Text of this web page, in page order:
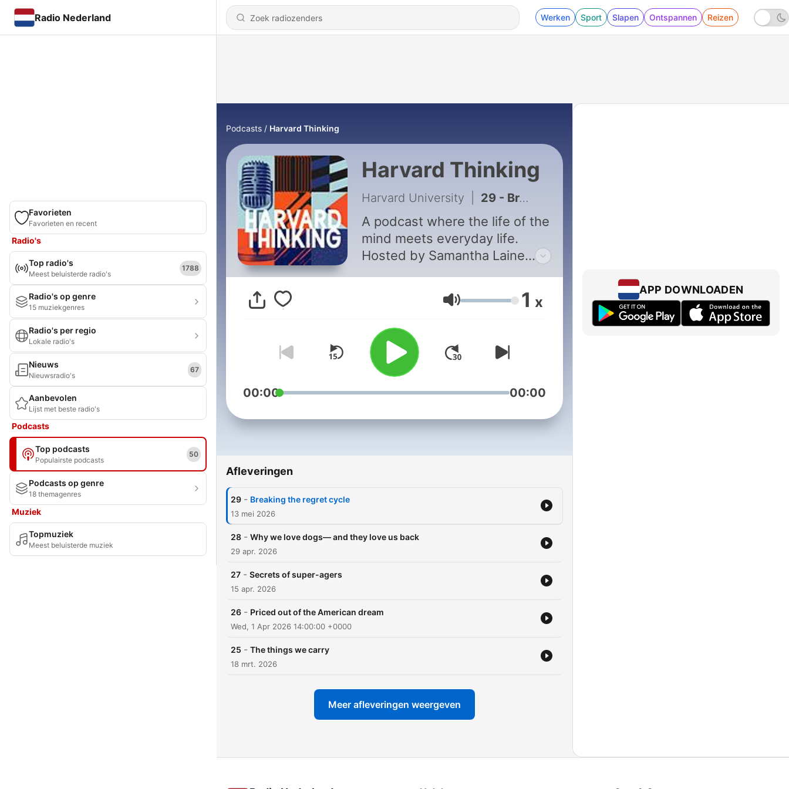
Radio Nederland Werken Sport Slapen Ontspannen Reizen
Favorieten
Favorieten en recent
Radio's
Top radio's
Meest beluisterde radio's
1788
Radio's op genre
15 muziekgenres
Radio's per regio
Lokale radio's
Nieuws
Nieuwsradio's
67
Aanbevolen
Lijst met beste radio's
Podcasts
Top podcasts
Populairste podcasts
50
Podcasts op genre
18 themagenres
Muziek
Topmuziek
Meest beluisterde muziek
Podcasts Harvard Thinking
Harvard Thinking
Harvard University 29 - Breaking the regret cycle
A podcast where the life of the
mind meets everyday life.
Hosted by Samantha Laine
University. Visit
harvard.edu/thinking.
Volume 1 x
00:00 00:00
Afleveringen
29 - Breaking the regret cycle
13 mei 2026
28 - Why we love dogs— and they love us back
29 apr. 2026
27 - Secrets of super-agers
15 apr. 2026
26 - Priced out of the American dream
Wed, 1 Apr 2026 14:00:00 +0000
25 - The things we carry
18 mrt. 2026
Meer afleveringen weergeven
APP DOWNLOADEN